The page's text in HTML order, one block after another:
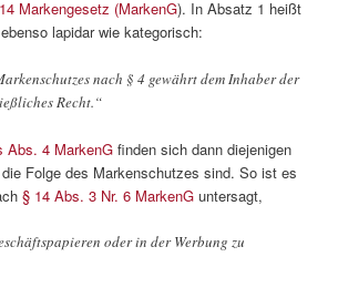
Markengesetz (MarkenG). In Absatz 1 heißt
lapidar wie kategorisch:
nach § 4 gewährt dem Inhaber der
Recht.“
Abs. 4 MarkenG finden sich dann diejenigen
Folge des Markenschutzes sind. So ist es
§ 14 Abs. 3 Nr. 6 MarkenG untersagt,
oder in der Werbung zu